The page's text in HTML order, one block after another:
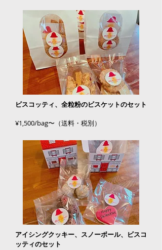
ビスコッティ、全粒粉のビスケットのセット
¥1,500/bag〜（送料・税別）
アイシングクッキー、スノーボール、ビスコ
ッティのセット